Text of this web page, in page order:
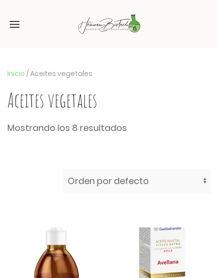
Inicio / Aceites vegetales
Aceites vegetales
Mostrando los 8 resultados